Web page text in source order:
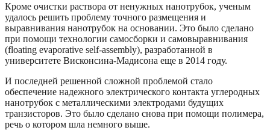
Кроме очистки раствора от ненужных нанотрубок, ученым
удалось решить проблему точного размещения и
выравнивания нанотрубок на основании. Это было сделано
при помощи технологии самосборки и самовыравнивания
(floating evaporative self-assembly), разработанной в
университете Висконсина-Мадисона еще в 2014 году.
И последней решенной сложной проблемой стало
обеспечение надежного электрического контакта углеродных
нанотрубок с металлическими электродами будущих
транзисторов. Это было сделано снова при помощи полимера,
речь о котором шла немного выше.